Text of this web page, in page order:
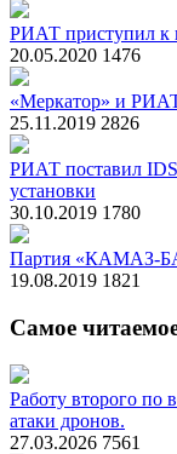
РИАТ приступил к
20.05.2020 1476
«Меркатор» и
25.11.2019 2826
РИАТ поставил
установки
30.10.2019 1780
Партия «КАМАЗ-
19.08.2019 1821
Самое
Работу второго по
атаки дронов.
27.03.2026 7561